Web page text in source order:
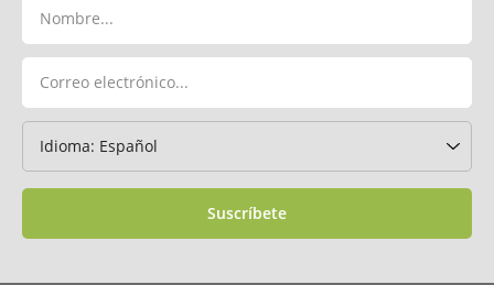
Suscríbete